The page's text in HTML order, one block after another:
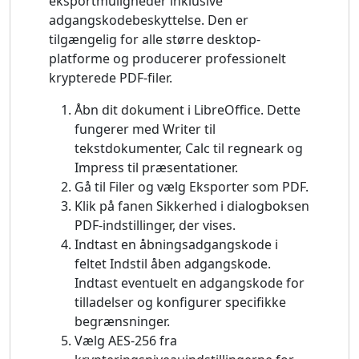
adgangskodebeskyttelse. Den er
tilgængelig for alle større desktop-
platforme og producerer professionelt
krypterede PDF-filer.
Åbn dit dokument i LibreOffice. Dette
fungerer med Writer til
tekstdokumenter, Calc til regneark og
Impress til præsentationer.
Gå til Filer og vælg Eksporter som PDF.
Klik på fanen Sikkerhed i dialogboksen
PDF-indstillinger, der vises.
Indtast en åbningsadgangskode i
feltet Indstil åben adgangskode.
Indtast eventuelt en adgangskode for
tilladelser og konfigurer specifikke
begrænsninger.
Vælg AES-256 fra